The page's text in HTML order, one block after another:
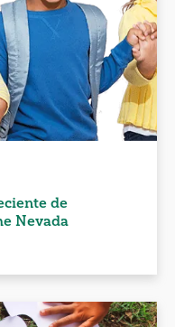
de
Nevada